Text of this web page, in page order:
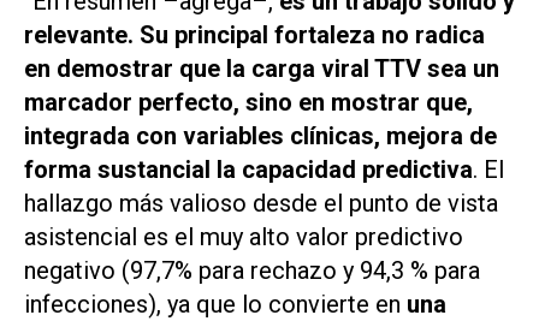
relevante. Su principal fortaleza no radica
en demostrar que la carga viral TTV sea un
marcador perfecto, sino en mostrar que,
integrada con variables clínicas, mejora de
forma sustancial la capacidad predictiva. El
hallazgo más valioso desde el punto de vista
asistencial es el muy alto valor predictivo
negativo (97,7% para rechazo y 94,3 % para
infecciones), ya que lo convierte en una